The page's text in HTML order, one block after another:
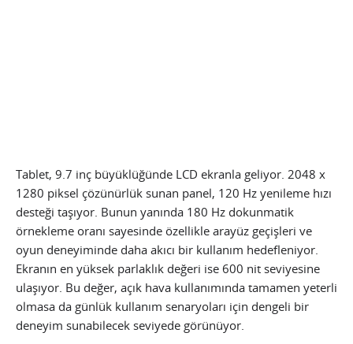
Tablet, 9.7 inç büyüklüğünde LCD ekranla geliyor. 2048 x
1280 piksel çözünürlük sunan panel, 120 Hz yenileme hızı
desteği taşıyor. Bunun yanında 180 Hz dokunmatik
örnekleme oranı sayesinde özellikle arayüz geçişleri ve
oyun deneyiminde daha akıcı bir kullanım hedefleniyor.
Ekranın en yüksek parlaklık değeri ise 600 nit seviyesine
ulaşıyor. Bu değer, açık hava kullanımında tamamen yeterli
olmasa da günlük kullanım senaryoları için dengeli bir
deneyim sunabilecek seviyede görünüyor.